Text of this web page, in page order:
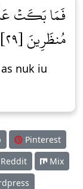
فَمَا بَكَتۡ
مُنظَرِينَ [٢٩]
nuk iu
Pinterest
Reddit
Mix